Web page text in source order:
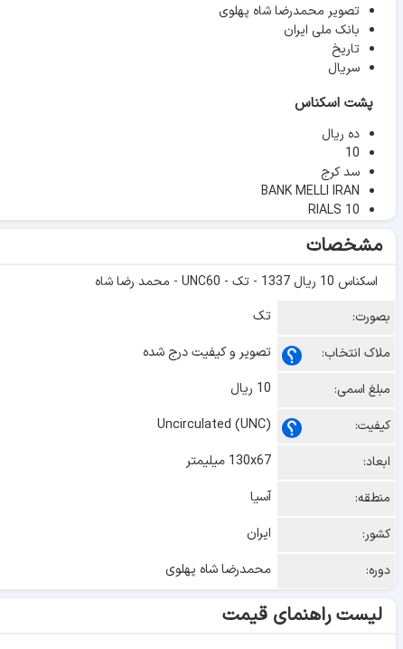
تصویر محمدرضا شاه پهلوی
بانک ملی ایران
تاریخ
سریال
پشت اسکناس
ده ریال
10
سد کرج
BANK MELLI IRAN
RIALS 10
مشخصات
اسکناس 10 ریال 1337 - تک - UNC60 - محمد رضا شاه
بصورت:
تک
ملاک انتخاب:
تصویر و کیفیت درج شده
مبلغ اسمی:
10 ریال
کیفیت:
Uncirculated (UNC)
ابعاد:
130x67 میلیمتر
منطقه:
آسیا
کشور:
ایران
دوره:
محمدرضا شاه پهلوی
لیست راهنمای قیمت